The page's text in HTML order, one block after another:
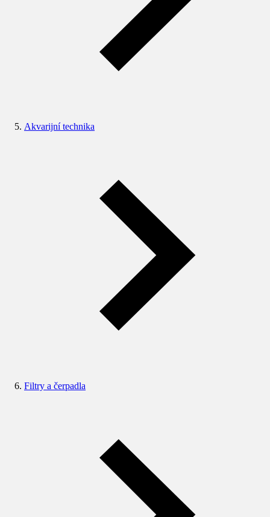
Akvarijní technika
Filtry a čerpadla